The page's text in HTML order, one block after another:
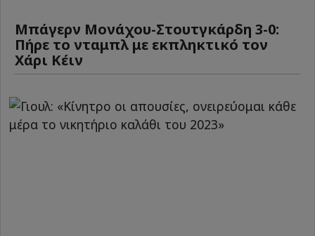
Μπάγερν Μονάχου-Στουτγκάρδη 3-0:
Πήρε το νταμπλ με εκπληκτικό τον
Χάρι Κέιν